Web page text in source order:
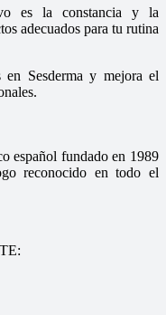
es la constancia y la
adecuados para tu rutina
en Sesderma y mejora el
español fundado en 1989
reconocido en todo el